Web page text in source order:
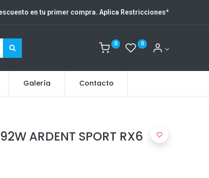
en tu primer compra. Aplica Restricciones*
0 0
Galería Contacto
ARDENT SPORT RX6